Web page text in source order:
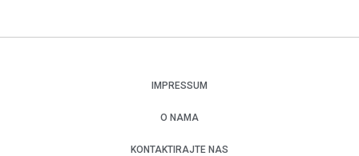
IMPRESSUM
O NAMA
KONTAKTIRAJTE NAS